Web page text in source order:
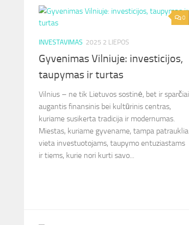
0
INVESTAVIMAS 2025 2 LIEPOS
Gyvenimas Vilniuje: investicijos,
taupymas ir turtas
Vilnius – ne tik Lietuvos sostinė, bet ir sparčiai
augantis finansinis bei kultūrinis centras,
kuriame susikerta tradicija ir modernumas.
Miestas, kuriame gyvename, tampa patrauklia
vieta investuotojams, taupymo entuziastams
ir tiems, kurie nori kurti savo...